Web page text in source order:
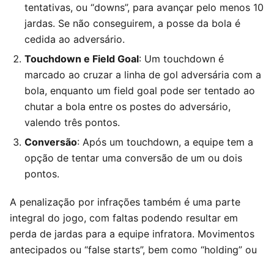
tentativas, ou “downs”, para avançar pelo menos 10
jardas. Se não conseguirem, a posse da bola é
cedida ao adversário.
Touchdown e Field Goal: Um touchdown é
marcado ao cruzar a linha de gol adversária com a
bola, enquanto um field goal pode ser tentado ao
chutar a bola entre os postes do adversário,
valendo três pontos.
Conversão: Após um touchdown, a equipe tem a
opção de tentar uma conversão de um ou dois
pontos.
A penalização por infrações também é uma parte
integral do jogo, com faltas podendo resultar em
perda de jardas para a equipe infratora. Movimentos
antecipados ou “false starts”, bem como “holding” ou